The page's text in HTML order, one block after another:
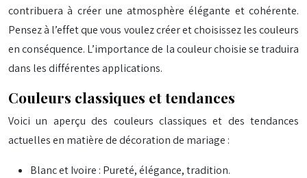
contribuera à créer une atmosphère élégante et cohérente.
Pensez à l’effet que vous voulez créer et choisissez les couleurs
en conséquence. L’importance de la couleur choisie se traduira
dans les différentes applications.
Couleurs classiques et tendances
Voici un aperçu des couleurs classiques et des tendances
actuelles en matière de décoration de mariage :
Blanc et Ivoire : Pureté, élégance, tradition.